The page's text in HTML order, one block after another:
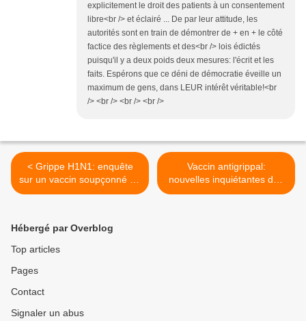
explicitement le droit des patients à un consentement
libre<br /> et éclairé ... De par leur attitude, les
autorités sont en train de démontrer de + en + le côté
factice des règlements et des<br /> lois édictés
puisqu'il y a deux poids deux mesures: l'écrit et les
faits. Espérons que ce déni de démocratie éveille un
maximum de gens, dans LEUR intérêt véritable!<br
/> <br /> <br /> <br />
< Grippe H1N1: enquête
sur un vaccin soupçonné de
favoriser la narcolepsie
Vaccin antigrippal:
nouvelles inquiétantes des
Etats-Unis... qu'en sera-t-il
Hébergé par Overblog
Top articles
Pages
Contact
Signaler un abus